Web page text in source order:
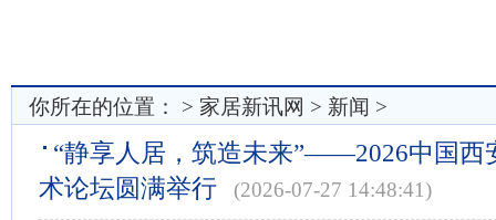
你所在的位置： > 家居新讯网 > 新闻 >
“静享人居，筑造未来”——2026中国西
术论坛圆满举行
(2026-07-27 14:48:41)